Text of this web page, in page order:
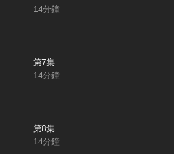
14分鐘
第7集
14分鐘
第8集
14分鐘